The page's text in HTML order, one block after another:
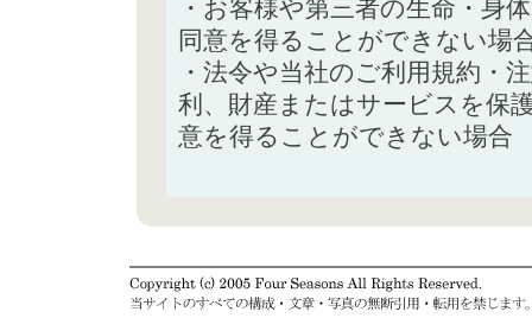
・お客様や第三者の生命・身
同意を得ることができない場
・法令や当社のご利用規約・
利、財産またはサービスを保
意を得ることができない場合